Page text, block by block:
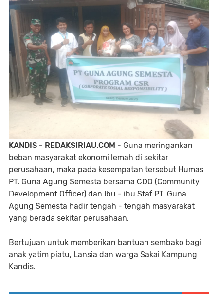
KANDIS - REDAKSIRIAU.COM - Guna meringankan
beban masyarakat ekonomi lemah di sekitar
perusahaan, maka pada kesempatan tersebut Humas
PT. Guna Agung Semesta bersama CDO (Community
Development Officer) dan Ibu - ibu Staf PT. Guna
Agung Semesta hadir tengah - tengah masyarakat
yang berada sekitar perusahaan.
Bertujuan untuk memberikan bantuan sembako bagi
anak yatim piatu, Lansia dan warga Sakai Kampung
Kandis.